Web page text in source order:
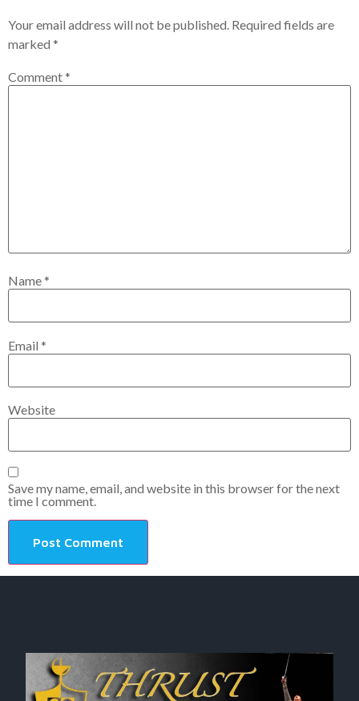
Your email address will not be published. Required fields are
marked *
Comment*
Name*
Email *
Website
Save my name, email, and website in this browser for the next
time I comment.